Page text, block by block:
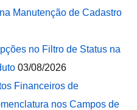
Manutenção de Cadastro
no Filtro de Status na
03/08/2026
Financeiros de
nos Campos de